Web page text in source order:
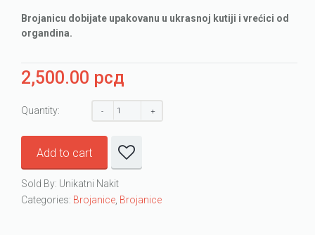
Brojanicu dobijate upakovanu u ukrasnoj kutiji i vrećici od
organdina.
2,500.00 рсд
Quantity:
Add to cart
Sold By: Unikatni Nakit
Categories: Brojanice, Brojanice